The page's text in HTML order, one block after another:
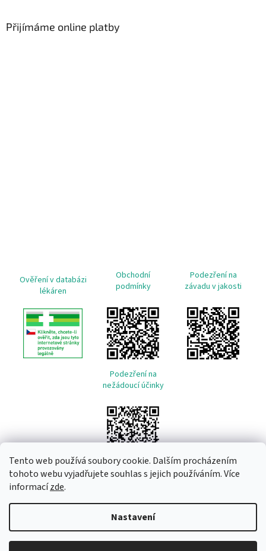
Tento web používá soubory cookie. Dalším procházením
tohoto webu vyjadřujete souhlas s jejich používáním. Více
informacízde.
Nastavení
Přijímáme online platby
Ověření v databázi
lékáren
Obchodní
podmínky
Podezření na
závadu v jakosti
Podezření na
nežádoucí účinky
Copyright 2026Remeda. Všechna práva vyhrazena.Upravit